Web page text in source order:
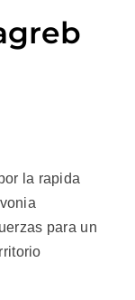
la rapida
para un